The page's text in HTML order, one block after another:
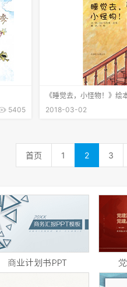
5405
《睡觉去，小怪物！》绘
2018-03-02
首页 1 2 3